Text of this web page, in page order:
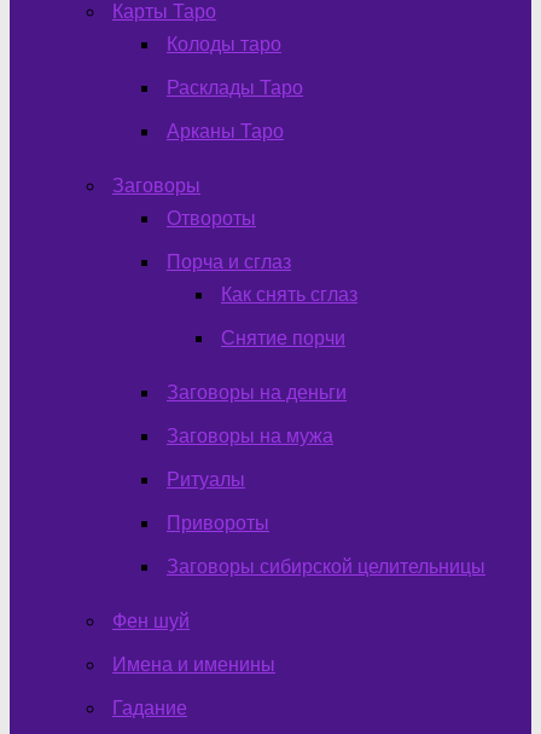
Карты Таро
Колоды таро
Расклады Таро
Арканы Таро
Заговоры
Отвороты
Порча и сглаз
Как снять сглаз
Снятие порчи
Заговоры на деньги
Заговоры на мужа
Ритуалы
Привороты
Заговоры сибирской целительницы
Фен шуй
Имена и именины
Гадание